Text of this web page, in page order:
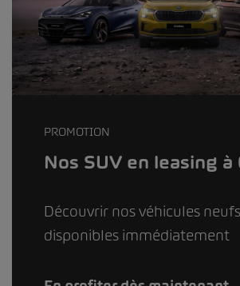
PROMOTION
Nos SUV en leasing à
Découvrir nos véhicules neufs
disponibles immédiatement